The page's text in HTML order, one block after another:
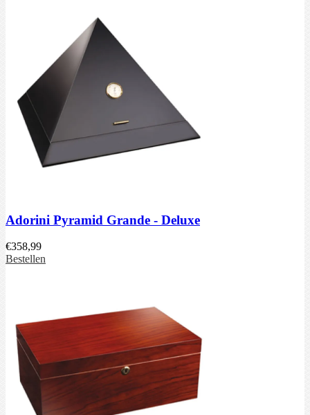
Adorini Pyramid Grande - Deluxe
€358,99
Bestellen